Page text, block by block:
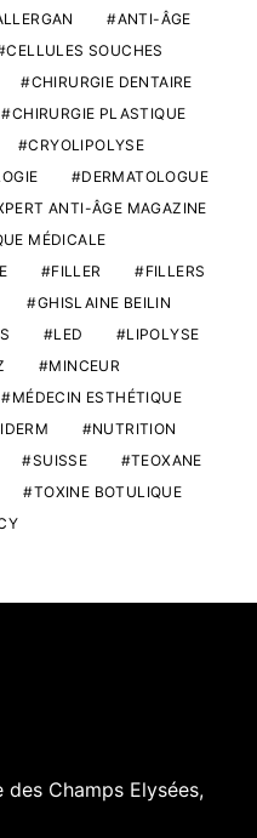
ANTI-ÂGE
CELLULES SOUCHES
CHIRURGIE DENTAIRE
CHIRURGIE PLASTIQUE
CRYOLIPOLYSE
DERMATOLOGUE
ANTI-ÂGE MAGAZINE
MÉDICALE
FILLER
FILLERS
GHISLAINE BEILIN
LED
LIPOLYSE
MINCEUR
MÉDECIN ESTHÉTIQUE
NUTRITION
SUISSE
TEOXANE
TOXINE BOTULIQUE
des Champs Elysées,